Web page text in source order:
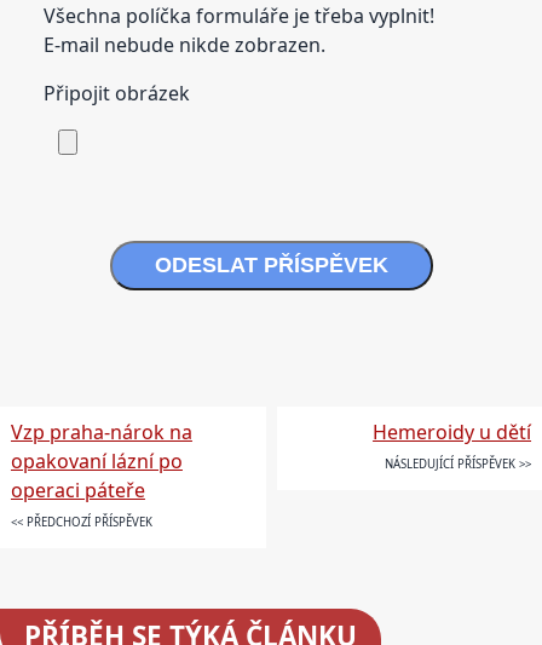
Všechna políčka formuláře je třeba vyplnit!
E-mail nebude nikde zobrazen.
Připojit obrázek
ODESLAT PŘÍSPĚVEK
Vzp praha-nárok na
opakovaní lázní po
operaci páteře
<< PŘEDCHOZÍ PŘÍSPĚVEK
Hemeroidy u dětí
NÁSLEDUJÍCÍ PŘÍSPĚVEK >>
PŘÍBĚH SE TÝKÁ ČLÁNKU